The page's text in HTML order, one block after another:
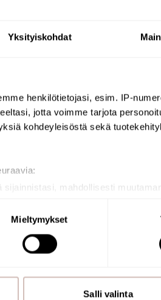
Yksityiskohdat
henkilötietojasi, esim. IP-
jotta voimme tarjota
kohdeyleisöstä sekä
sijainnistasi, mahdollisesti
käsitellään ja miten voit määrittää
vain evästeilmoituksessa.
Lisäksi jaamme sosiaalisen
käytät sivustoamme.
Mieltymykset
Salli valinta
717511
2034,92 €